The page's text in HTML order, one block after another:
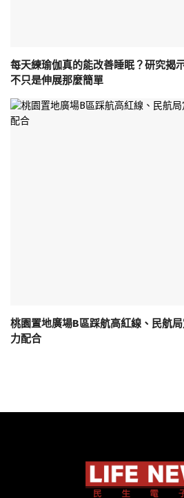
每天練瑜伽真的能改善睡眠？研究揭
不只是伸展那麼簡單
桃園置地廣場B區踩航高紅線、民航
力配合